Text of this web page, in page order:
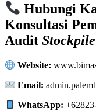
Hubungi
Konsultasi
Audit Stockpile
Website:
Email:
WhatsApp: